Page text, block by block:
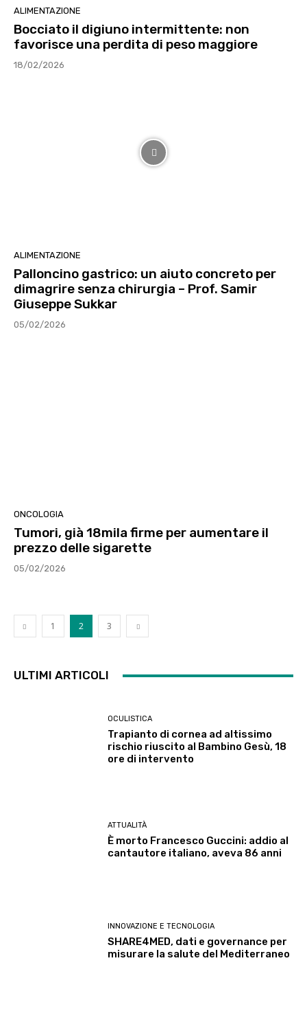
ALIMENTAZIONE
Bocciato il digiuno intermittente: non
favorisce una perdita di peso maggiore
18/02/2026
ALIMENTAZIONE
Palloncino gastrico: un aiuto concreto per
dimagrire senza chirurgia – Prof. Samir
Giuseppe Sukkar
05/02/2026
ONCOLOGIA
Tumori, già 18mila firme per aumentare il
prezzo delle sigarette
05/02/2026
1 2 3
ULTIMI ARTICOLI
OCULISTICA
Trapianto di cornea ad altissimo
rischio riuscito al Bambino Gesù, 18
ore di intervento
ATTUALITÀ
È morto Francesco Guccini: addio al
cantautore italiano, aveva 86 anni
INNOVAZIONE E TECNOLOGIA
SHARE4MED, dati e governance per
misurare la salute del Mediterraneo